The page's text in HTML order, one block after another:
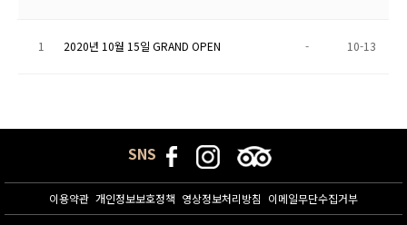
1 2020년 10월 15일 GRAND OPEN - 10-13
SNS
이용약관 개인정보보호정책 영상정보처리방침 이메일무단수집거부